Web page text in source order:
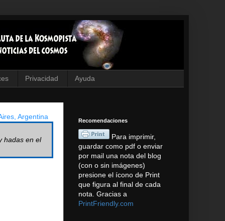
Privacidad Ayuda
Argentina
hadas en el
Recomendaciones
Para imprimir,
guardar como pdf o enviar
por mail una nota del blog
(con o sin imágenes)
presione el ícono de Print
que figura al final de cada
nota. Gracias a
PrintFriendly.com